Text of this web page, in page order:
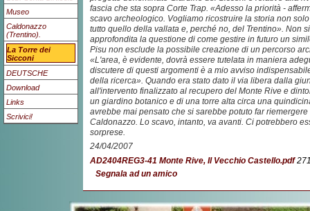
Museo
Caldonazzo
(Trentino).
La Torre dei
Sicconi
DEUTSCHE
Download
Links
Scrivici!
fascia che sta sopra Corte Trap. «Adesso la priorità -
scavo archeologico. Vogliamo ricostruire la storia non
tutto quello della vallata e, perché no, del Trentino». Non
approfondita la questione di come gestire in futuro un
Pisu non esclude la possibile creazione di un percorso
«L'area, è evidente, dovrà essere tutelata in maniera
discutere di questi argomenti è a mio avviso
della ricerca». Quando era stato dato il via libera dalla
all'intervento finalizzato al recupero del Monte Rive e
un giardino botanico e di una torre alta circa una
avrebbe mai pensato che si sarebbe potuto far
Caldonazzo. Lo scavo, intanto, va avanti. Ci potrebbero
sorprese.
24/04/2007
AD2404REG3-41 Monte Rive, Il Vecchio Castello.pdf
Segnala ad un amico